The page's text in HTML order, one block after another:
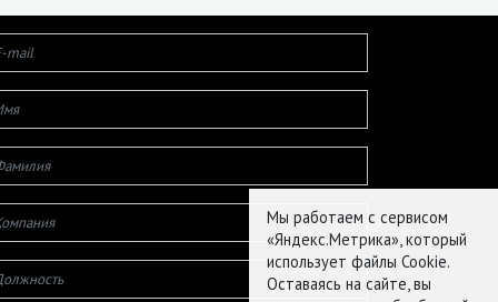
Мы работаем с сервисом
«Яндекс.Метрика», который
использует файлы Cookie.
Оставаясь на сайте, вы